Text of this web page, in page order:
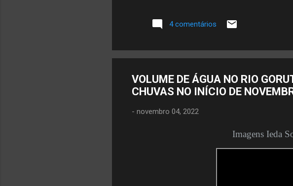
4 comentários
VOLUME DE ÁGUA NO RIO
CHUVAS NO INÍCIO DE
- novembro 04, 2022
Imagens Ieda